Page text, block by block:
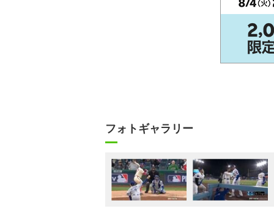
フォトギャラリー